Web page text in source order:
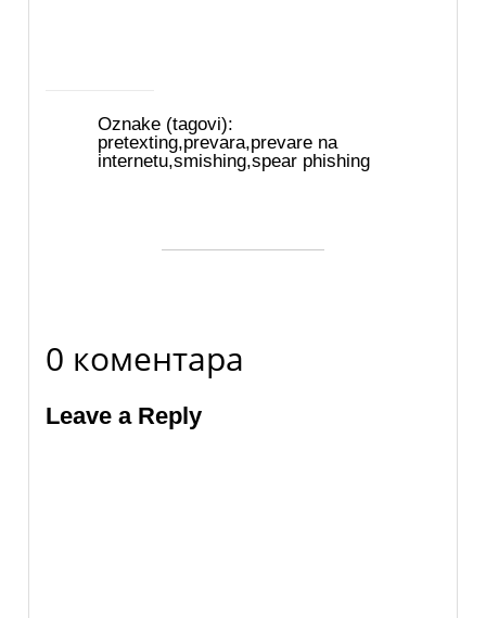
Oznake (tagovi):
pretexting,prevara,prevare na
internetu,smishing,spear phishing
0 коментара
Leave a Reply